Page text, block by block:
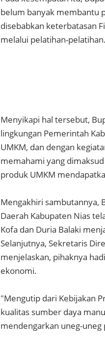
belum banyak membantu
disebabkan keterbatasan
melalui pelatihan-pelatihan.
Menyikapi hal tersebut,
lingkungan Pemerintah
UMKM, dan dengan
memahami yang
produk UMKM
Mengakhiri sambutannya,
Daerah Kabupaten Nias
Kofa dan Duria Balaki
Selanjutnya, Sekretaris
menjelaskan, pihaknya
ekonomi.
"Mengutip dari Kebijakan
kualitas sumber daya
mendengarkan uneg-